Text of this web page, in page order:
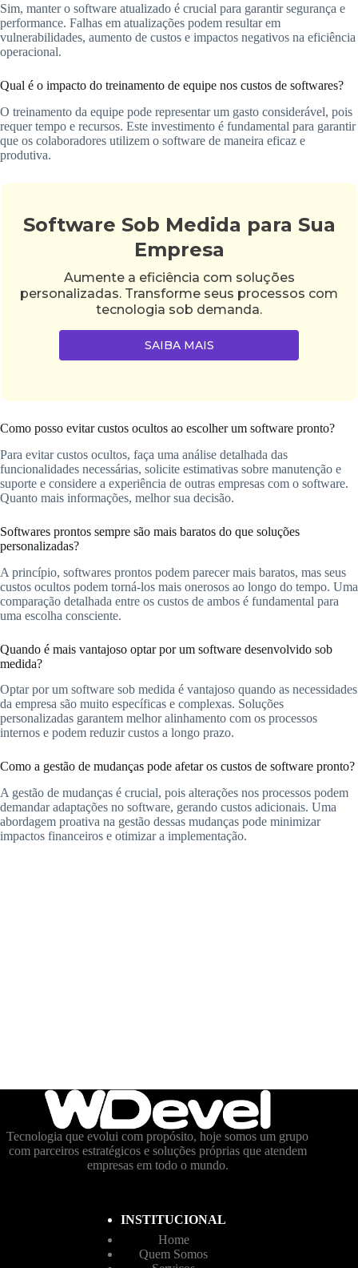
Sim, manter o software atualizado é crucial para garantir segurança e
performance. Falhas em atualizações podem resultar em
vulnerabilidades, aumento de custos e impactos negativos na eficiência
operacional.
Qual é o impacto do treinamento de equipe nos custos de softwares?
O treinamento da equipe pode representar um gasto considerável, pois
requer tempo e recursos. Este investimento é fundamental para garantir
que os colaboradores utilizem o software de maneira eficaz e
produtiva.
Software Sob Medida para Sua
Empresa
Aumente a eficiência com soluções
personalizadas. Transforme seus processos com
tecnologia sob demanda.
SAIBA MAIS
Como posso evitar custos ocultos ao escolher um software pronto?
Para evitar custos ocultos, faça uma análise detalhada das
funcionalidades necessárias, solicite estimativas sobre manutenção e
suporte e considere a experiência de outras empresas com o software.
Quanto mais informações, melhor sua decisão.
Softwares prontos sempre são mais baratos do que soluções
personalizadas?
A princípio, softwares prontos podem parecer mais baratos, mas seus
custos ocultos podem torná-los mais onerosos ao longo do tempo. Uma
comparação detalhada entre os custos de ambos é fundamental para
uma escolha consciente.
Quando é mais vantajoso optar por um software desenvolvido sob
medida?
Optar por um software sob medida é vantajoso quando as necessidades
da empresa são muito específicas e complexas. Soluções
personalizadas garantem melhor alinhamento com os processos
internos e podem reduzir custos a longo prazo.
Como a gestão de mudanças pode afetar os custos de software pronto?
A gestão de mudanças é crucial, pois alterações nos processos podem
demandar adaptações no software, gerando custos adicionais. Uma
abordagem proativa na gestão dessas mudanças pode minimizar
impactos financeiros e otimizar a implementação.
Tecnologia que evolui com propósito, hoje somos um grupo
com parceiros estratégicos e soluções próprias que atendem
empresas em todo o mundo.
INSTITUCIONAL
Home
Quem Somos